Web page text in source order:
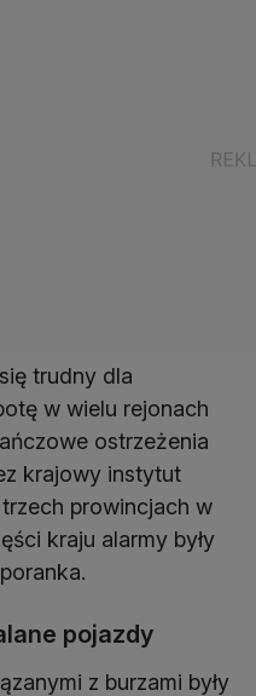
trudny dla
w wielu rejonach
ostrzeżenia
krajowy instytut
prowincjach w
kraju alarmy były
pojazdy
z burzami były